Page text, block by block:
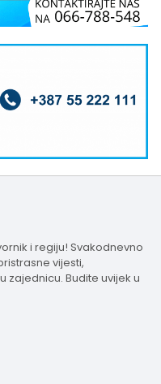
i regiju! Svakodnevno
vijesti,
zajednicu. Budite uvijek u